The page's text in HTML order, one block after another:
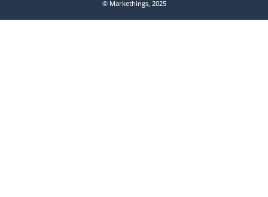
© Markethings, 2025